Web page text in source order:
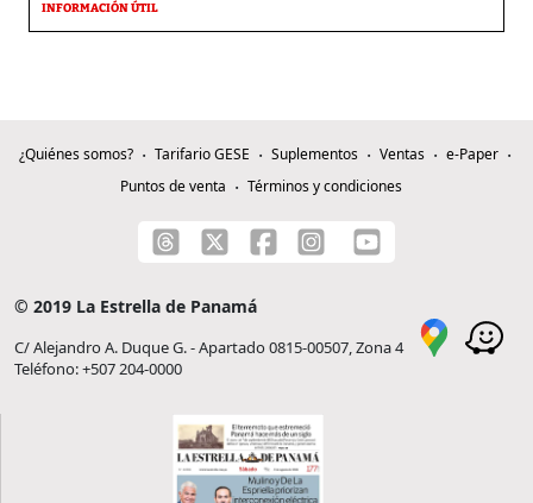
INFORMACIÓN ÚTIL
¿Quiénes somos? Tarifario GESE Suplementos Ventas
e-Paper
Puntos de venta
Términos y condiciones
© 2019 La Estrella de Panamá
C/ Alejandro A. Duque G. - Apartado 0815-00507, Zona 4
Teléfono: +507 204-0000